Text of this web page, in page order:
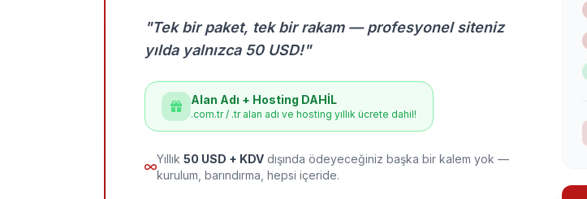
"Tek bir paket, tek bir rakam — profesyonel siteniz
yılda yalnızca 50 USD!"
Alan Adı + Hosting DAHİL
.com.tr / .tr alan adı ve hosting yıllık ücrete dahil!
Yıllık 50 USD + KDV dışında ödeyeceğiniz başka bir kalem yok —
kurulum, barındırma, hepsi içeride.